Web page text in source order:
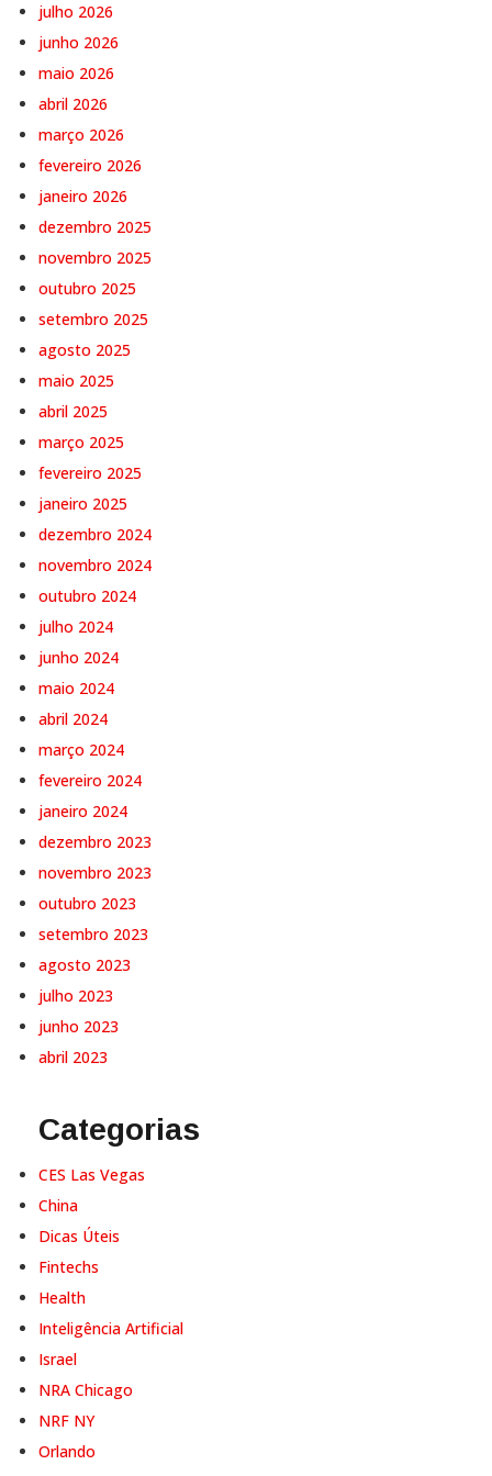
julho 2026
junho 2026
maio 2026
abril 2026
março 2026
fevereiro 2026
janeiro 2026
dezembro 2025
novembro 2025
outubro 2025
setembro 2025
agosto 2025
maio 2025
abril 2025
março 2025
fevereiro 2025
janeiro 2025
dezembro 2024
novembro 2024
outubro 2024
julho 2024
junho 2024
maio 2024
abril 2024
março 2024
fevereiro 2024
janeiro 2024
dezembro 2023
novembro 2023
outubro 2023
setembro 2023
agosto 2023
julho 2023
junho 2023
abril 2023
Categorias
CES Las Vegas
China
Dicas Úteis
Fintechs
Health
Inteligência Artificial
Israel
NRA Chicago
NRF NY
Orlando